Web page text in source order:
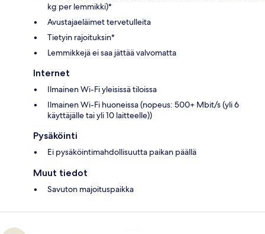
kg per lemmikki)*
Avustajaeläimet tervetulleita
Tietyin rajoituksin*
Lemmikkejä ei saa jättää valvomatta
Internet
Ilmainen Wi-Fi yleisissä tiloissa
Ilmainen Wi-Fi huoneissa (nopeus: 500+ Mbit/s (yli 6
käyttäjälle tai yli 10 laitteelle))
Pysäköinti
Ei pysäköintimahdollisuutta paikan päällä
Muut tiedot
Savuton majoituspaikka